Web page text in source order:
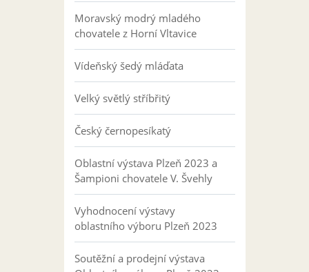
Moravský modrý mladého
chovatele z Horní Vltavice
Vídeňský šedý mláďata
Velký světlý stříbřitý
Český černopesíkatý
Oblastní výstava Plzeň 2023 a
Šampioni chovatele V. Švehly
Vyhodnocení výstavy
oblastního výboru Plzeň 2023
Soutěžní a prodejní výstava